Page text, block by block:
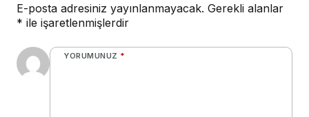
E-posta adresiniz yayınlanmayacak. Gerekli alanlar
* ile işaretlenmişlerdir
YORUMUNUZ *